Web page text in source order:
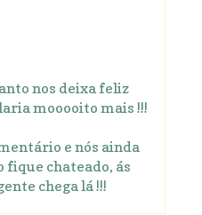
nos deixa feliz
mooooito mais !!!
e nós ainda
fique chateado, ás
chega lá !!!